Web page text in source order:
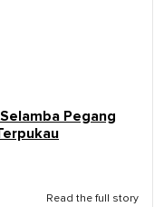
Pegang
Read the full story